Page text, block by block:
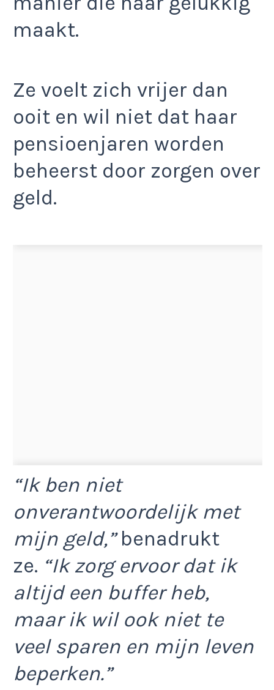
maakt.
Ze voelt zich vrijer dan
ooit en wil niet dat haar
pensioenjaren worden
beheerst door zorgen over
geld.
“Ik ben niet
onverantwoordelijk met
mijn geld,”benadrukt
ze. “Ik zorg ervoor dat ik
altijd een buffer heb,
maar ik wil ook niet te
veel sparen en mijn leven
beperken.”